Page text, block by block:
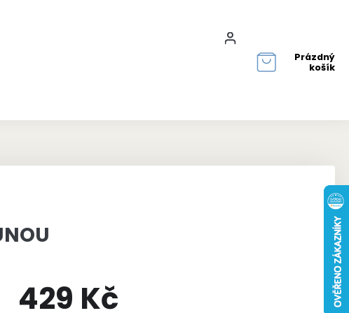
Přihlášení
Prázdný
košík
429 Kč